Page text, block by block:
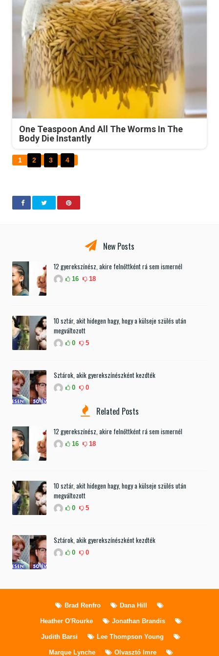
One Teaspoon And All The Worms In The
Body Die Instantly
1 2 3 4
New Posts
12 gyerekszínész, akire felnőttként rá sem ismernél
16 18
10 sztár, akit hidegen hagy, hogy a külseje szülés után
megváltozott
0 5
Sztárok, akik gyerekszínészként kezdték
0 0
Related Posts
12 gyerekszínész, akire felnőttként rá sem ismernél
16 18
10 sztár, akit hidegen hagy, hogy a külseje szülés után
megváltozott
0 5
Sztárok, akik gyerekszínészként kezdték
0 0
Brad Renfro Dana Hill
Heather O'Rourke Jonathan Brandis
Judith Barsi Lee Thompson Young
Marque Lynche Olvasztó Imre